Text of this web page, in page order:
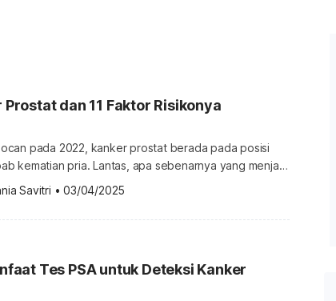
Prostat dan 11 Faktor Risikonya
pada 2022, kanker prostat berada pada posisi
kematian pria. Lantas, apa sebenarnya yang menjadi
Mengenali penyebab kanker prostat Penyebab
atau mutasi DNA pada sel prostat.
tumbuh dan membelah diri dalam jumlah yang wajar,
Savitri • 03/04/2025
Tes PSA untuk Deteksi Kanker